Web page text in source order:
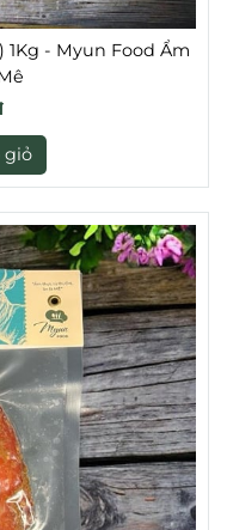
- Myun Food Ẩm
giỏ